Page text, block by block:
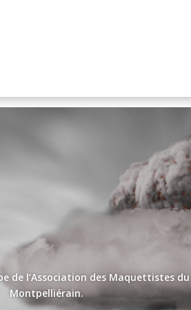
de l’Association des Maquettistes du
Montpelliérain.